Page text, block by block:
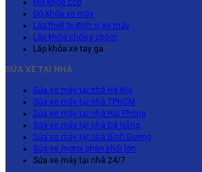
Mở khóa cốp
Độ khóa xe máy
Lắp thiết bị định vị xe máy
Lắp khóa chống chộm
Lắp khóa xe tay ga
SỬA XE TẠI NHÀ
Sửa xe máy tại nhà Hà Nội
Sửa xe máy tại nhà TPHCM
Sửa xe máy tại nhà Hải Phòng
Sửa xe máy tại nhà Đà Nẵng
Sửa xe máy tại nhà Bình Dương
Sửa xe motor phân khối lớn
Sửa xe máy tại nhà 24/7